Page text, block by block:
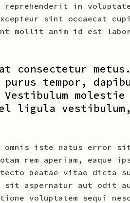
in
sint occaecat
mollit anim id est
consectetur
purus tempor,
Vestibulum
ligula
iste natus error sit
rem aperiam, eaque
beatae vitae dicta
sit aspernatur aut odit
voluptatem sequi